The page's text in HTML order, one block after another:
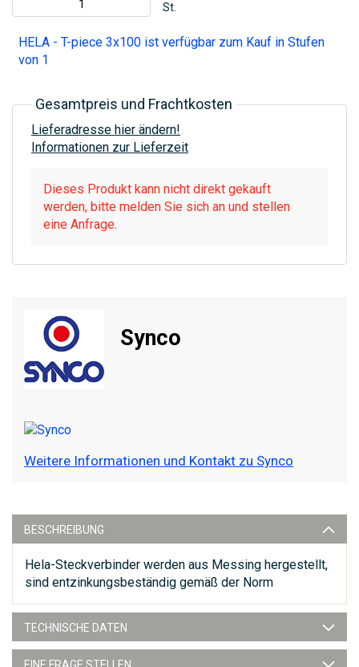
St.
HELA - T-piece 3x100 ist verfügbar zum Kauf in Stufen
von 1
Gesamtpreis und Frachtkosten
Lieferadresse hier ändern!
Informationen zur Lieferzeit
Dieses Produkt kann nicht direkt gekauft
werden, bitte melden Sie sich an und stellen
eine Anfrage.
Synco
Weitere Informationen und Kontakt zu Synco
BESCHREIBUNG
Hela-Steckverbinder werden aus Messing hergestellt,
sind entzinkungsbeständig gemäß der Norm
TECHNISCHE DATEN